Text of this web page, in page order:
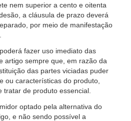
nem superior a cento e oitenta
a cláusula de prazo deverá
por meio de manifestação
fazer uso imediato das
artigo sempre que, em razão da
das partes viciadas puder
ou características do produto,
tratar de produto essencial.
optado pela alternativa do
e não sendo possível a